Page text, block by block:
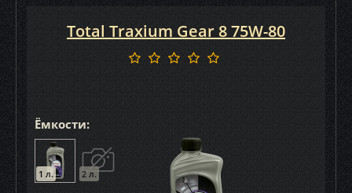
Ёмкости:
1 л. 2 л.
Total Traxium Gear 8 75W-80